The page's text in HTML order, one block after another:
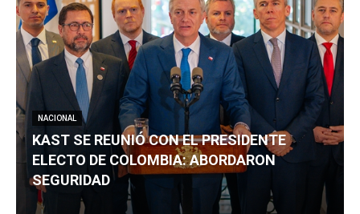
NACIONAL
KAST SE REUNIÓ CON EL PRESIDENTE
ELECTO DE COLOMBIA: ABORDARON
SEGURIDAD